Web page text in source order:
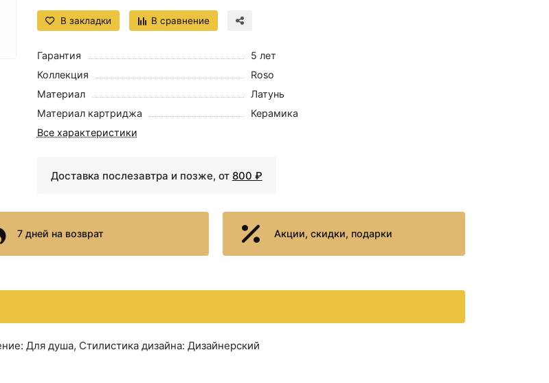
В закладки В сравнение
Гарантия
5 лет
Коллекция
Roso
Материал
Латунь
Материал картриджа
Керамика
Все характеристики
Доставка послезавтра и позже, от 800 ₽
7 дней на возврат Акции, скидки, подарки
Для душа, Стилистика дизайна: Дизайнерский